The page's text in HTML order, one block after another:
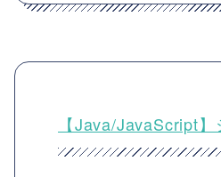
【Java/JavaScript